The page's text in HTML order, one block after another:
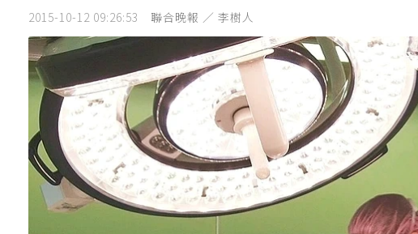
2015-10-12 09:26:53 聯合晚報 ／ 李樹人